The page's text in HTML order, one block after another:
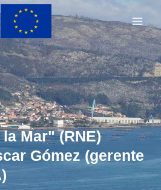
Main
Mar" (RNE)
Gómez (gerente